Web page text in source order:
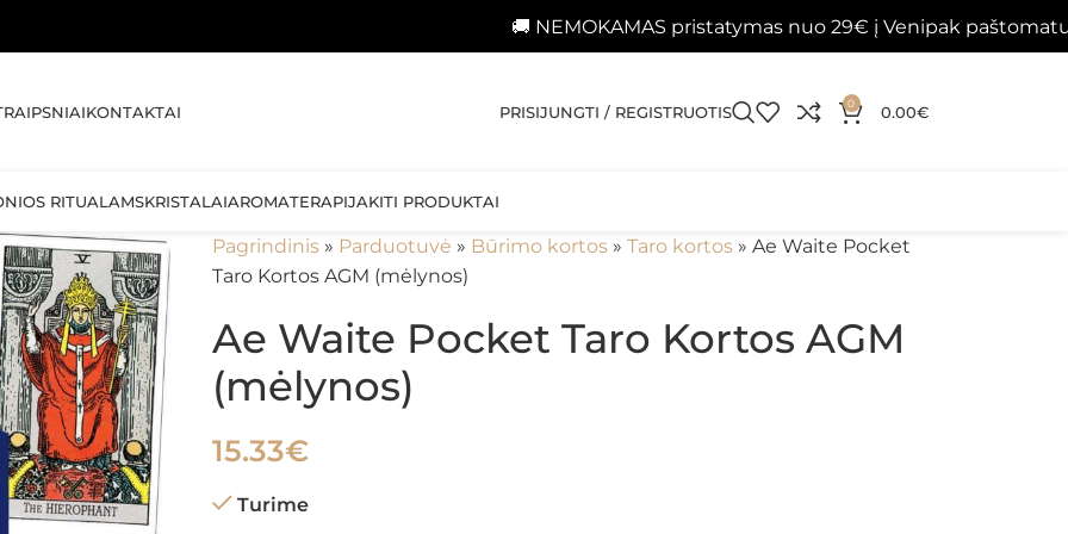
🚚 NEMOKAMAS pristatymas nuo 29€ į Venipak paštomatus 📦
KONTAKTAI PRISIJUNGTI / REGISTRUOTIS 0 0.00€
RITUALAMSKRISTALAIAROMATERAPIJAKITI PRODUKTAI
Pagrindinis» Parduotuvė » Būrimo kortos» Taro kortos» Ae Waite Pocket
Taro Kortos AGM (mėlynos)
Ae Waite Pocket Taro Kortos AGM
(mėlynos)
15.33€
Turime